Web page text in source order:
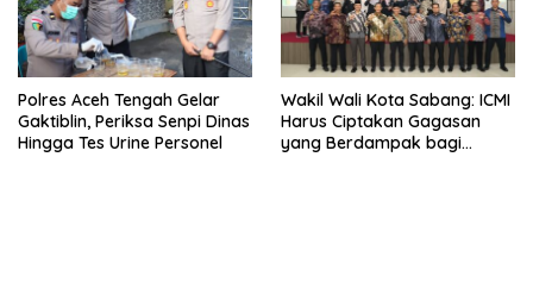
Polres Aceh Tengah Gelar
Gaktiblin, Periksa Senpi Dinas
Hingga Tes Urine Personel
Wakil Wali Kota Sabang: ICMI
Harus Ciptakan Gagasan
yang Berdampak bagi